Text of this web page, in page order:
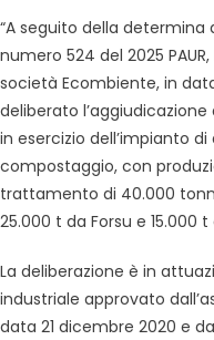
“A seguito della determina
numero 524 del 2025
società Ecombiente, in
deliberato
in esercizio dell’impianto
compostaggio, con
trattamento di 40.000
25.000 t da Forsu e 15.000
La deliberazione è in
industriale approvato
data 21 dicembre 2020 e